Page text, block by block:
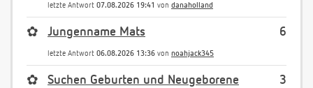
letzte Antwort 07.08.2026 19:41 von danaholland
6
✿ Jungenname Mats
letzte Antwort 06.08.2026 13:36 von noahjack345
3
✿
Suchen Geburten und Neugeborene